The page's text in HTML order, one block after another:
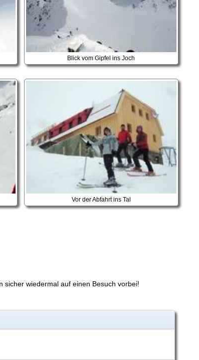
Blick vom Gipfel ins Joch
Vor der Abfahrt ins Tal
sicher wiedermal auf einen Besuch vorbei!